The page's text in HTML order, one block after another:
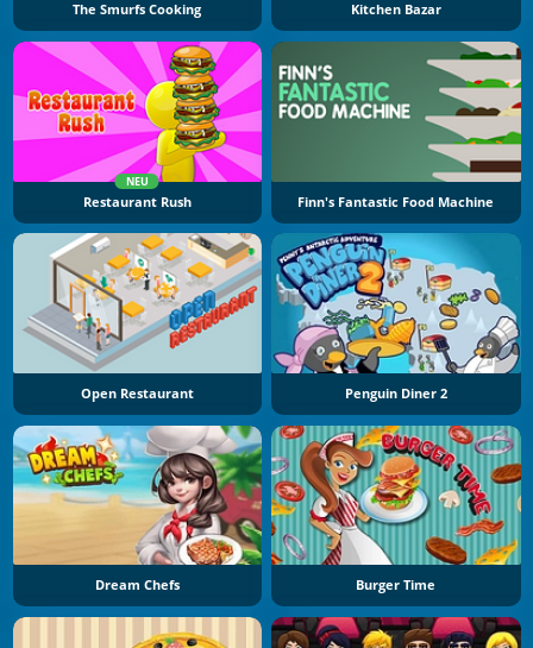
The Smurfs Cooking Kitchen Bazar
NEU
Restaurant Rush Finn's Fantastic Food Machine
Open Restaurant Penguin Diner 2
Dream Chefs Burger Time